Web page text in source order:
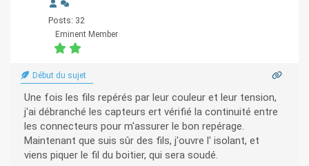
Posts: 32
Eminent Member
Début du sujet
Une fois les fils repérés par leur couleur et leur tension,
j'ai débranché les capteurs ert vérifié la continuité entre
les connecteurs pour m'assurer le bon repérage.
Maintenant que suis sûr des fils, j'ouvre l' isolant, et
viens piquer le fil du boitier, qui sera soudé.